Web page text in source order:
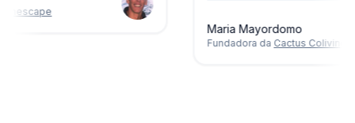
Maria Mayordomo
Fundadora daCactus Coliving